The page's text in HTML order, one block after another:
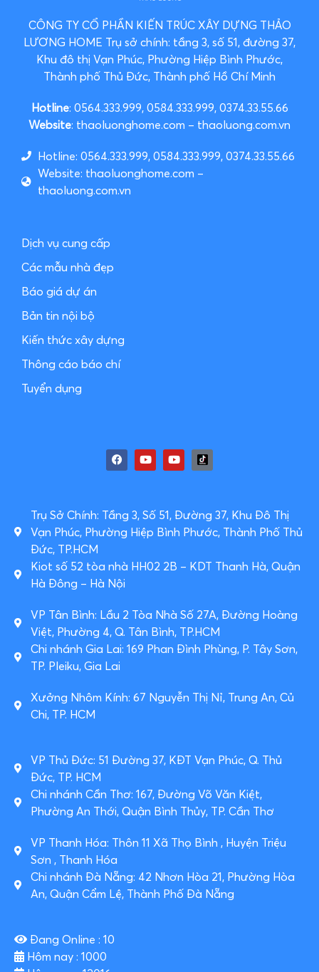
CÔNG TY CỔ PHẦN KIẾN TRÚC XÂY DỰNG THẢO
LƯƠNG HOME Trụ sở chính: tầng 3, số 51, đường 37,
Khu đô thị Vạn Phúc, Phường Hiệp Bình Phước,
Thành phố Thủ Đức, Thành phố Hồ Chí Minh
Hotline: 0564.333.999, 0584.333.999, 0374.33.55.66
Website: thaoluonghome.com – thaoluong.com.vn
Hotline: 0564.333.999, 0584.333.999, 0374.33.55.66
Website: thaoluonghome.com –
thaoluong.com.vn
Dịch vụ cung cấp
Các mẫu nhà đẹp
Báo giá dự án
Bản tin nội bộ
Kiến thức xây dựng
Thông cáo báo chí
Tuyển dụng
Trụ Sở Chính: Tầng 3, Số 51, Đường 37, Khu Đô Thị
Vạn Phúc, Phường Hiệp Bình Phước, Thành Phố Thủ
Đức, TP.HCM
Kiot số 52 tòa nhà HH02 2B – KDT Thanh Hà, Quận
Hà Đông – Hà Nội
VP Tân Bình: Lầu 2 Tòa Nhà Số 27A, Đường Hoàng
Việt, Phường 4, Q. Tân Bình, TP.HCM
Chi nhánh Gia Lai: 169 Phan Đình Phùng, P. Tây Sơn,
TP. Pleiku, Gia Lai
Xưởng Nhôm Kính: 67 Nguyễn Thị Nỉ, Trung An, Củ
Chi, TP. HCM
VP Thủ Đức: 51 Đường 37, KĐT Vạn Phúc, Q. Thủ
Đức, TP. HCM
Chi nhánh Cần Thơ: 167, Đường Võ Văn Kiệt,
Phường An Thới, Quận Bình Thủy, TP. Cần Thơ
VP Thanh Hóa: Thôn 11 Xã Thọ Bình , Huyện Triệu
Sơn , Thanh Hóa
Chi nhánh Đà Nẵng: 42 Nhơn Hòa 21, Phường Hòa
An, Quận Cẩm Lệ, Thành Phố Đà Nẵng
Đang Online : 10
Hôm nay : 1000